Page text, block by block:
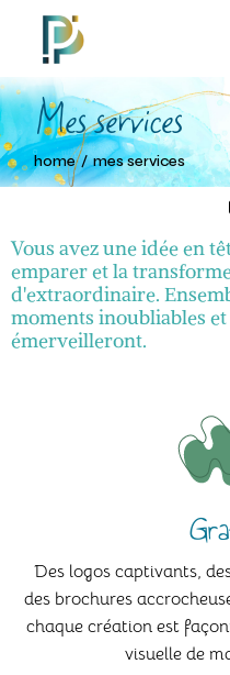
Mes services
home mes services
Vous avez une idée en
emparer et la
d'extraordinaire.
moments inoubliables
émerveilleront.
Des logos captivants,
des brochures
chaque création est
visuelle de